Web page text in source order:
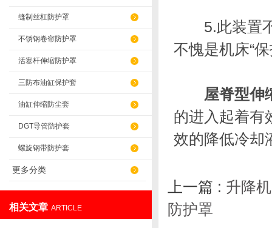
缝制丝杠防护罩
不锈钢卷帘防护罩
活塞杆伸缩防护罩
三防布油缸保护套
油缸伸缩防尘套
DGT导管防护套
螺旋钢带防护套
更多分类
相关文章 ARTICLE
5.此装置不
不愧是机床“
屋脊型伸
的进入起着有
效的降低冷却
上一篇 : 升降
防护罩